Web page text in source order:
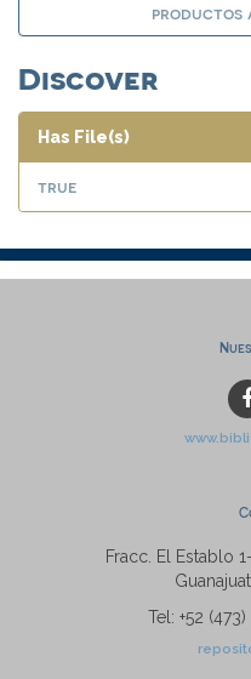
productos
Discover
Has File(s)
true
Fracc. El Establo
Tel: +52